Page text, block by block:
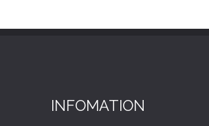
INFOMATION